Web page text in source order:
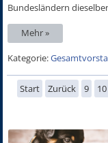
Bundesländern
Mehr »
Kategorie:
Start Zurück 9 10